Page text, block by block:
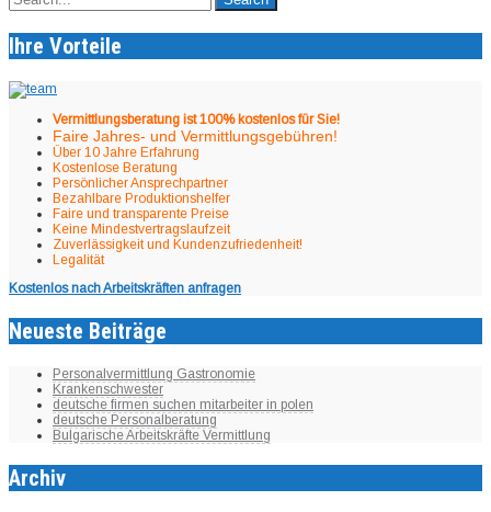
navigation
Ihre Vorteile
Vermittlungsberatung ist 100% kostenlos für Sie!
Faire Jahres- und Vermittlungsgebühren!
Über 10 Jahre Erfahrung
Kostenlose Beratung
Persönlicher Ansprechpartner
Bezahlbare Produktionshelfer
Faire und transparente Preise
Keine Mindestvertragslaufzeit
Zuverlässigkeit und Kundenzufriedenheit!
Legalität
Kostenlos nach Arbeitskräften anfragen
Neueste Beiträge
Personalvermittlung Gastronomie
Krankenschwester
deutsche firmen suchen mitarbeiter in polen
deutsche Personalberatung
Bulgarische Arbeitskräfte Vermittlung
Archiv